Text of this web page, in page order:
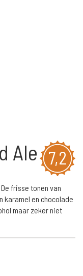
7,2
Ale
frisse tonen van
karamel en chocolade
maar zeker niet